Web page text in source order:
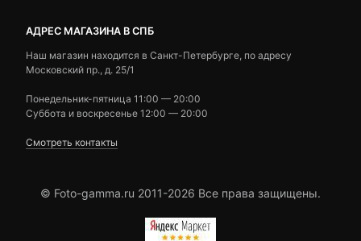
АДРЕС МАГАЗИНА В СПБ
Наш магазин находится в Санкт-Петербурге, по адресу
Московский пр., д. 25/1
Понедельник-пятница 11:00 — 20:00
Суббота и воскресенье 12:00 — 20:00
Смотреть контакты
© Foto-gamma.ru 2011-2026 Все права защищены.